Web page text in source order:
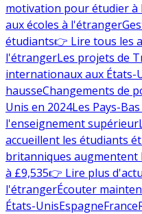
motivation pour étudier
aux écoles à l'étranger
étudiants👉 Lire tous les
l'étrangerLes projets de
internationaux aux États-
hausseChangements de
Unis en 2024Les Pays-
l'enseignement supérieur
accueillent les étudiants
britanniques augmentent
à £9,535👉 Lire plus
l'étrangerÉcouter
États-UnisEspagneFrance